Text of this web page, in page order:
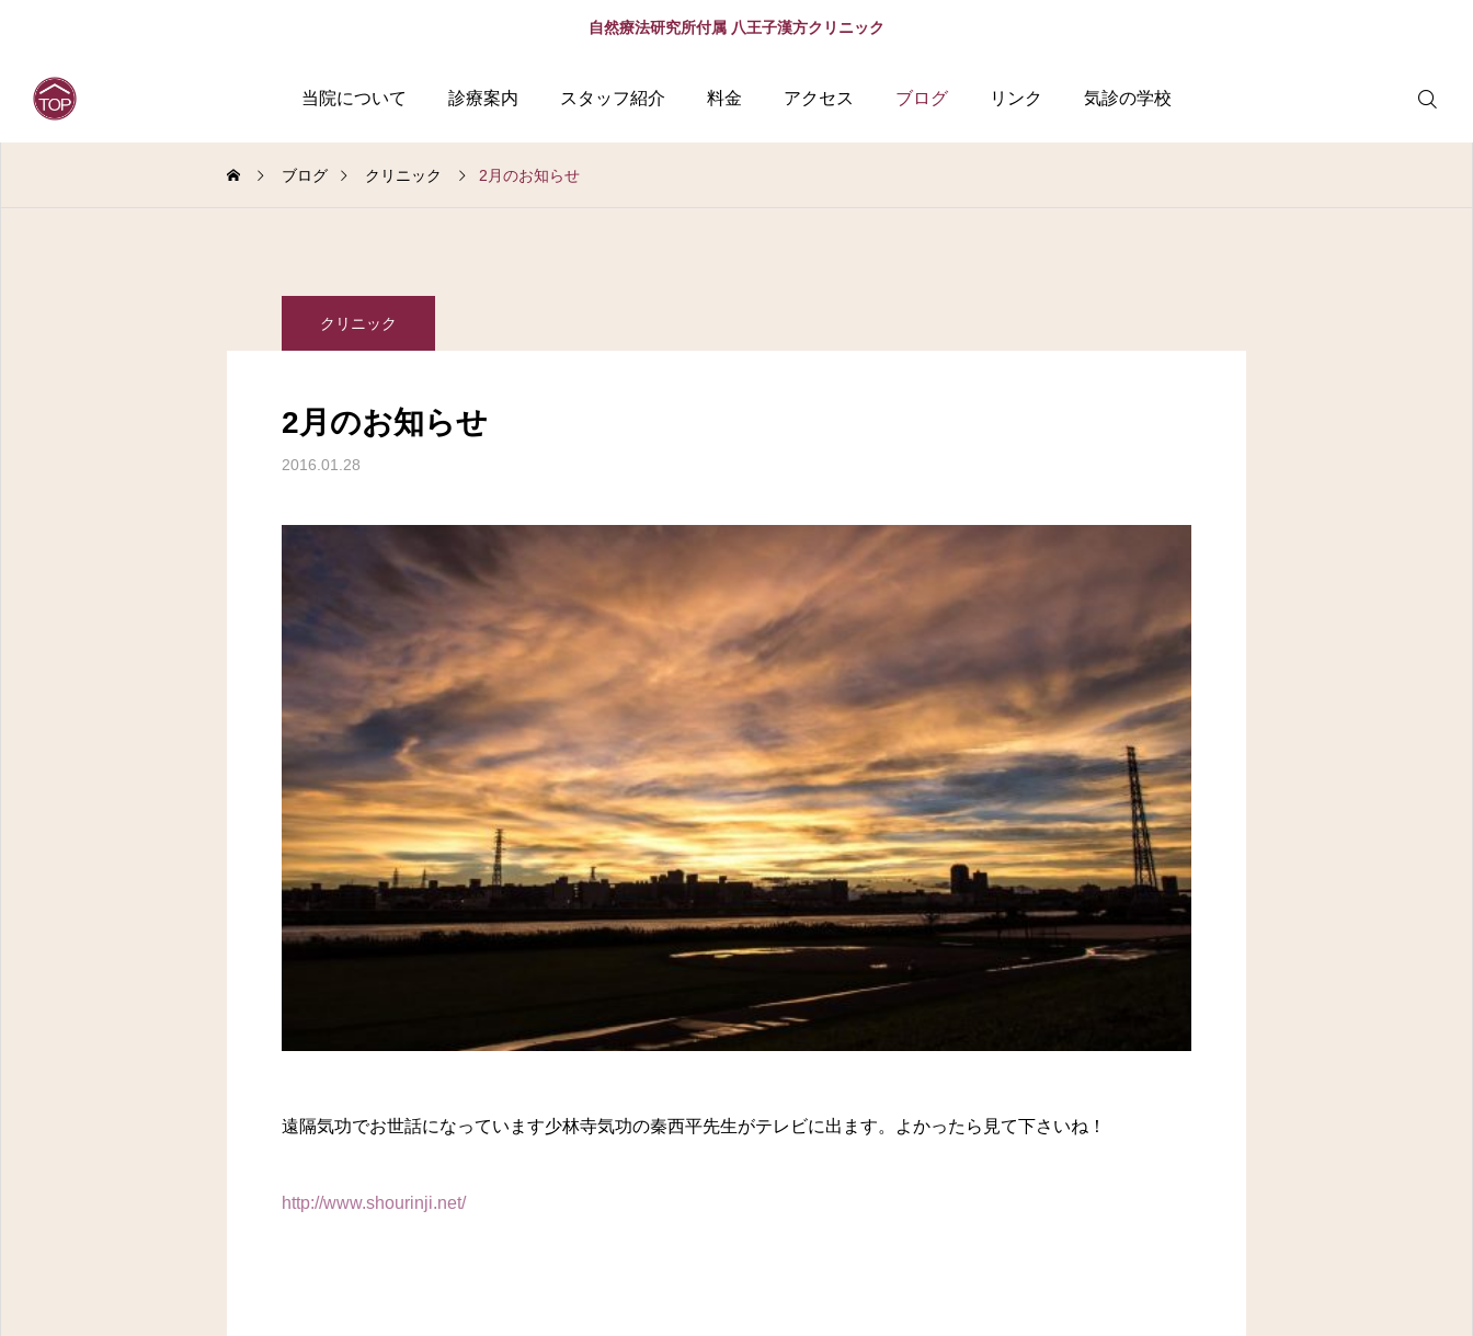
自然療法研究所付属 八王子漢方クリニック
当院について 診療案内 スタッフ紹介 料金 アクセス ブログ リンク 気診の学校
ブログ クリニック 2月のお知らせ
クリニック
2月のお知らせ
2016.01.28
遠隔気功でお世話になっています少林寺気功の秦西平先生がテレビに出ます。よかったら見て下さいね！
http://www.shourinji.net/